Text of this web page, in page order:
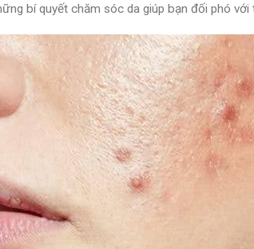
bí quyết chăm sóc da giúp bạn đối phó